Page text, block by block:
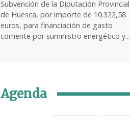
Subvención de la Diputación Provincial
de Huesca, por importe de 10.322,58
euros, para financiación de gasto
corriente por suministro energético y...
Agenda